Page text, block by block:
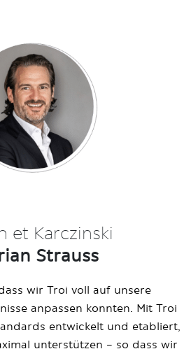
et Karczinski
Strauss
wir Troi voll auf unsere
anpassen konnten.
Mit Troi
entwickelt und etabliert,
unterstützen – so dass wir